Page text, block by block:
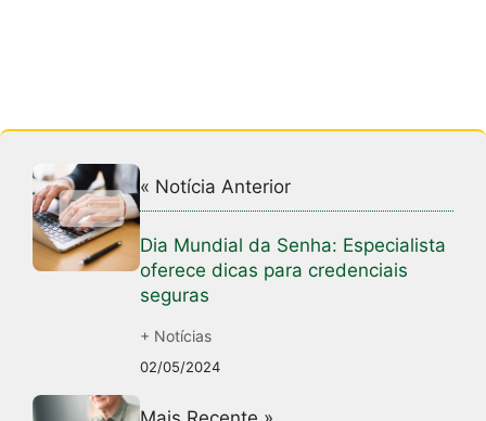
« Notícia Anterior
Dia Mundial da Senha: Especialista
oferece dicas para credenciais
seguras
+ Notícias
02/05/2024